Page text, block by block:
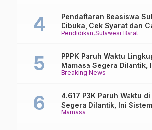
Pendidikan Sulawesi Barat
Pendaftaran Beasiswa
Dibuka, Cek Syarat dan
Online
Breaking News
PPPK Paruh Waktu
Mamasa Segera Dilantik,
Jadwalnya!
Mamasa
4.617 P3K Paruh Waktu di
Segera Dilantik, Ini Sistem
Penggajiannya!